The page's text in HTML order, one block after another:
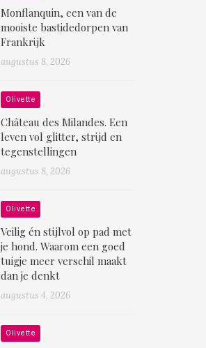
Monflanquin, een van de
mooiste bastidedorpen van
Frankrijk
augustus 8, 2026
Olivette
Château des Milandes. Een
leven vol glitter, strijd en
tegenstellingen
augustus 8, 2026
Olivette
Veilig én stijlvol op pad met
je hond. Waarom een goed
tuigje meer verschil maakt
dan je denkt
augustus 4, 2026
Olivette